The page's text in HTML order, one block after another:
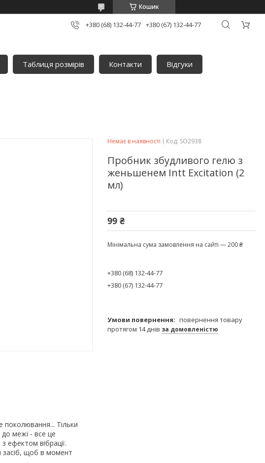
Кошик
+380 (68) 132-44-77 +380 (67) 132-44-77
Таблиця розмірів Контакти
Відгуки
Тільки
до межі - все це
ефектом вібрації.
засіб, щоб в момент
Немає в наявності Код: SO2938
Пробник збудливого гелю з
женьшенем Intt Excitation (2
мл)
99 ₴
Мінімальна сума замовлення на сайті — 200 ₴
+380 (68) 132-44-77
+380 (67) 132-44-77
повернення товару
протягом 14 днів за домовленістю